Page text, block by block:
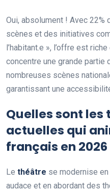
Oui, absolument ! Avec
scènes et des initiatives
l’habitant.e », l’offre est
concentre une grande partie
nombreuses scènes
garantissant une
Quelles sont les
actuelles qui
français en 2026
Le théâtre se modernise
audace et en abordant des